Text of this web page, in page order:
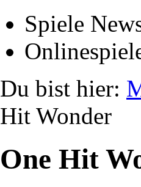
Spiele
Du bist hier:
Hit Wonder
One Hit